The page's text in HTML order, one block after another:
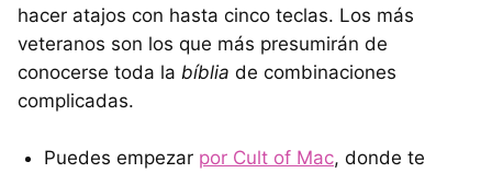
hacer atajos con hasta cinco teclas. Los más
veteranos son los que más presumirán de
conocerse toda la bíblia de combinaciones
complicadas.
Puedes empezar por Cult of Mac, donde te